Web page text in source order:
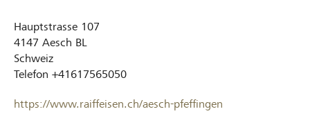
Hauptstrasse 107
4147 Aesch BL
Schweiz
Telefon +41617565050
https://www.raiffeisen.ch/aesch-pfeffingen